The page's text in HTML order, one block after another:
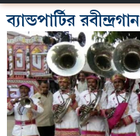
ব্যান্ডপার্টির রবীন্দ্রগান